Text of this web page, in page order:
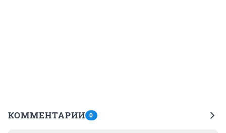
КОММЕНТАРИИ 0